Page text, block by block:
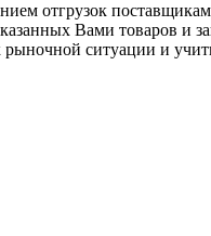
отгрузок
Вами товаров и
ситуации и